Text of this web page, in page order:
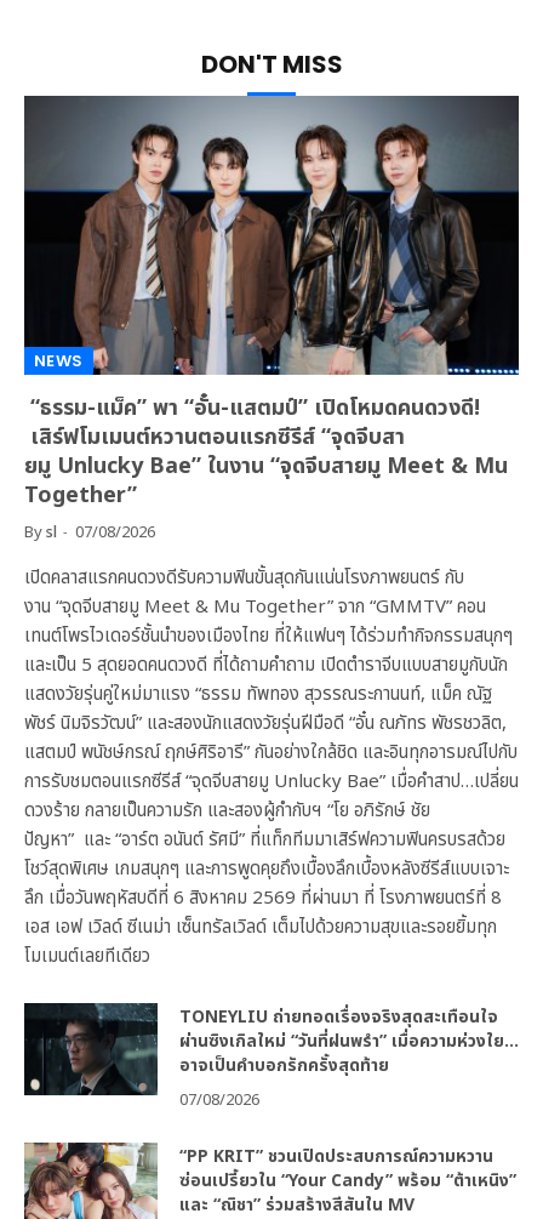
DON'T MISS
NEWS
“ธรรม-แม็ค” พา “อั๋น-แสตมป์” เปิดโหมดคนดวงดี!
เสิร์ฟโมเมนต์หวานตอนแรกซีรีส์ “จุดจีบสา
ยมู Unlucky Bae” ในงาน “จุดจีบสายมู Meet & Mu
Together”
Bysl 07/08/2026
เปิดคลาสแรกคนดวงดีรับความฟินขั้นสุดกันแน่นโรงภาพยนตร์ กับ
งาน “จุดจีบสายมู Meet & Mu Together” จาก “GMMTV” คอน
เทนต์โพรไวเดอร์ชั้นนำของเมืองไทย ที่ให้แฟนๆ ได้ร่วมทำกิจกรรมสนุกๆ
และเป็น 5 สุดยอดคนดวงดี ที่ได้ถามคำถาม เปิดตำราจีบแบบสายมูกับนัก
แสดงวัยรุ่นคู่ใหม่มาแรง “ธรรม ทัพทอง สุวรรณระกานนท์, แม็ค ณัฐ
พัชร์ นิมจิรวัฒน์” และสองนักแสดงวัยรุ่นฝีมือดี “อั๋น ณภัทร พัชรชวลิต,
แสตมป์ พนัชษ์กรณ์ ฤกษ์ศิริอารี” กันอย่างใกล้ชิด และอินทุกอารมณ์ไปกับ
การรับชมตอนแรกซีรีส์ “จุดจีบสายมู Unlucky Bae” เมื่อคำสาป…เปลี่ยน
ดวงร้าย กลายเป็นความรัก และสองผู้กำกับฯ “โย อภิรักษ์ ชัย
ปัญหา” และ “อาร์ต อนันต์ รัศมี” ที่แท็กทีมมาเสิร์ฟความฟินครบรสด้วย
โชว์สุดพิเศษ เกมสนุกๆ และการพูดคุยถึงเบื้องลึกเบื้องหลังซีรีส์แบบเจาะ
ลึก เมื่อวันพฤหัสบดีที่ 6 สิงหาคม 2569 ที่ผ่านมา ที่ โรงภาพยนตร์ที่ 8
เอส เอฟ เวิลด์ ซีเนม่า เซ็นทรัลเวิลด์ เต็มไปด้วยความสุขและรอยยิ้มทุก
โมเมนต์เลยทีเดียว
TONEYLIU ถ่ายทอดเรื่องจริงสุดสะเทือนใจ
ผ่านซิงเกิลใหม่ “วันที่ฝนพรำ” เมื่อความห่วงใย…
อาจเป็นคำบอกรักครั้งสุดท้าย
07/08/2026
“PP KRIT” ชวนเปิดประสบการณ์ความหวาน
ซ่อนเปรี้ยวใน “Your Candy” พร้อม “ต้าเหนิง”
และ “ณิชา” ร่วมสร้างสีสันใน MV